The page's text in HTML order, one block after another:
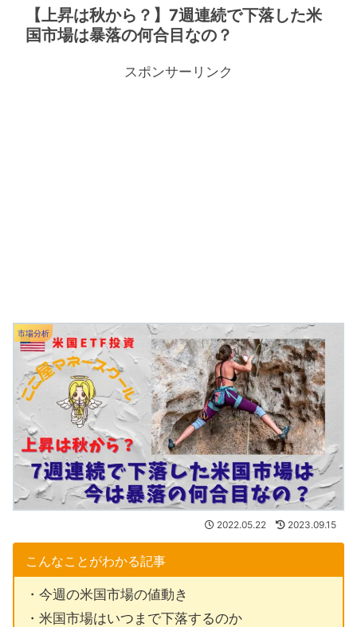
【上昇は秋から？】7週連続で下落した米
国市場は暴落の何合目なの？
スポンサーリンク
市場分析
2022.05.22 2023.09.15
こんなことがわかる記事
・今週の米国市場の値動き
・米国市場はいつまで下落するのか